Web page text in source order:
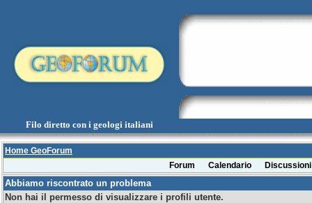
Filo diretto con i geologi italiani
Home GeoForum
Forum
Calendario
Abbiamo riscontrato un problema
Non hai il permesso di visualizzare i profili utente.